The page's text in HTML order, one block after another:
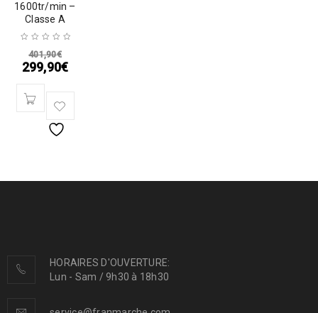
1600tr/min –
Classe A
401,90€
299,90€
HORAIRES D'OUVERTURE:
Lun - Sam / 9h30 à 18h30